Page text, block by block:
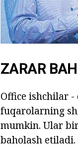
ZARAR
Office ishchilar
fuqarolarning
mumkin. Ular
baholash